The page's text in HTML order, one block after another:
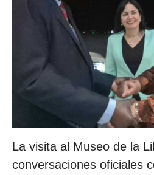
La visita al Museo de la
conversaciones oficiales